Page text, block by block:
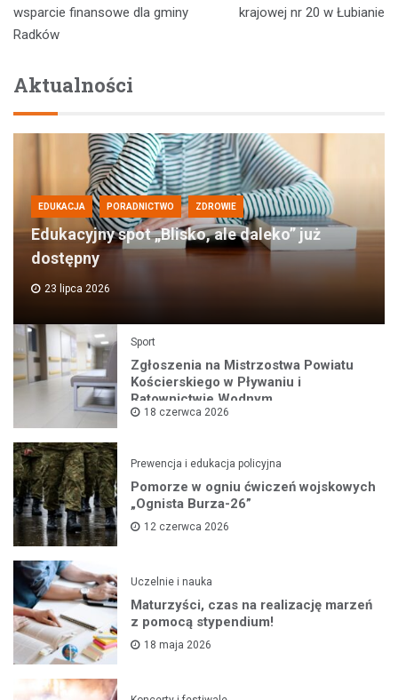
wsparcie finansowe dla gminy
Radków
krajowej nr 20 w Łubianie
Aktualności
EDUKACJA PORADNICTWO ZDROWIE
Edukacyjny spot „Blisko, ale daleko” już
dostępny
23 lipca 2026
Sport
Zgłoszenia na Mistrzostwa Powiatu
Kościerskiego w Pływaniu i
Ratownictwie Wodnym
18 czerwca 2026
Prewencja i edukacja policyjna
Pomorze w ogniu ćwiczeń wojskowych
„Ognista Burza-26”
12 czerwca 2026
Uczelnie i nauka
Maturzyści, czas na realizację marzeń
z pomocą stypendium!
18 maja 2026